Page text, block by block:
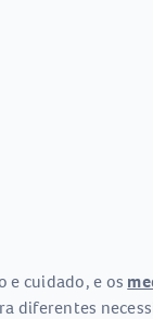
e cuidado, e os
diferentes